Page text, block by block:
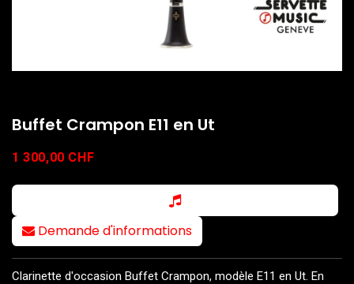
Buffet Crampon E11 en Ut
1 300,00 CHF
Demande d'informations
Clarinette d'occasion Buffet Crampon, modèle E11 en Ut. En